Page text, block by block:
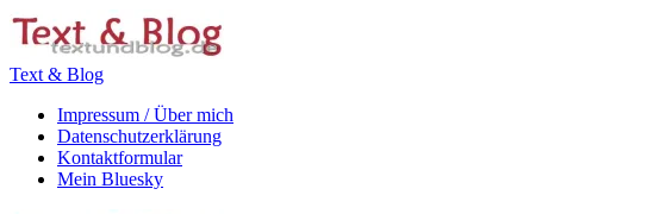
Zum
Inhalt
Text & Blog
Impressum / Über mich
Datenschutzerklärung
Kontaktformular
Mein Bluesky